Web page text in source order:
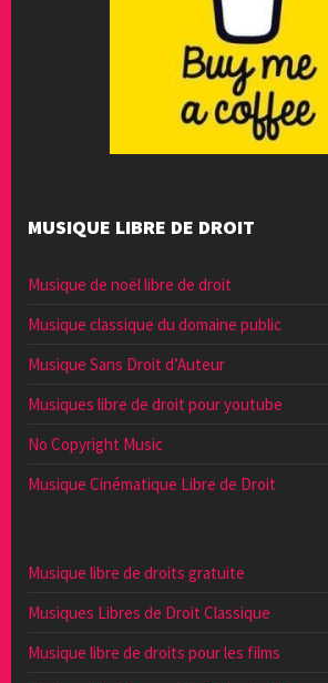
MUSIQUE LIBRE DE DROIT
Musique de noël libre de droit
Musique classique du domaine public
Musique Sans Droit d’Auteur
Musiques libre de droit pour youtube
No Copyright Music
Musique Cinématique Libre de Droit
Musique libre de droits gratuite
Musiques Libres de Droit Classique
Musique libre de droits pour les films